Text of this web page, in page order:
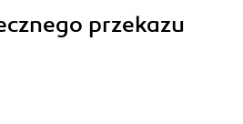
przekazu